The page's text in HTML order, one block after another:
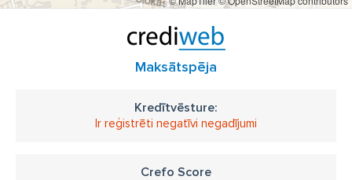
Maksātspēja
Kredītvēsture:
Ir reģistrēti negatīvi negadījumi
Crefo Score